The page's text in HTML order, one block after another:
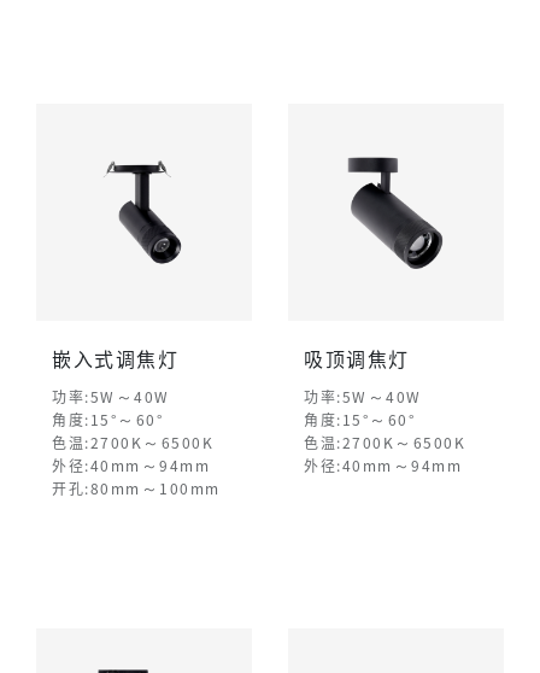
嵌入式调焦灯
功率:5W ～ 40W
角度:15° ～ 60°
色温:2700K ～ 6500K
外径:40mm ～ 94mm
开孔:80mm ～ 100mm
吸顶调焦灯
功率:5W ～ 40W
角度:15° ～ 60°
色温:2700K ～ 6500K
外径:40mm ～ 94mm